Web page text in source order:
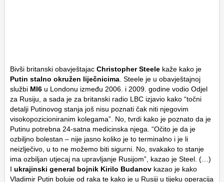
Bivši britanski obavještajac Christopher Steele kaže kako je
Putin stalno okružen liječnicima . Steele je u obavještajnoj
službi MI6 u Londonu između 2006. i 2009. godine vodio Odjel
za Rusiju, a sada je za britanski radio LBC izjavio kako “točni
detalji Putinovog stanja još nisu poznati čak niti njegovim
visokopozicioniranim kolegama”. No, tvrdi kako je poznato da je
Putinu potrebna 24-satna medicinska njega. “Očito je da je
ozbiljno bolestan – nije jasno koliko je to terminalno i je li
neizlječivo, u to ne možemo biti sigurni. No, svakako to stanje
ima ozbiljan utjecaj na upravljanje Rusijom”, kazao je Steel. (…)
I ukrajinski general bojnik Kirilo Budanov kazao je kako
Vladimir Putin boluje od raka te kako je u Rusiji u tijeku operacija